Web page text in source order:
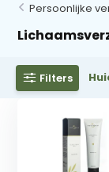
Persoonlijke
Filters